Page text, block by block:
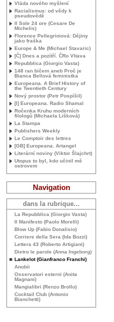
Vláda nového myšlení
Racialismus: od vědy k
pseudovědě
Il Sole 24 ore (Cesare De
Michelis)
Florence Pellegriniová: Dějiny
jako fraška
Europe & Me (Michael Stavaric)
[Č] Dnes a pozítří. ČRo Vltava
Repubblica (Giorgio Vasta)
148 ran bičem aneb Proč je
Bianca Bellová feministka
Europeana. A Brief History of
the Twentieth Century
Nový prostor (Petr Pospíšil)
[I] Europeana. Radio Shamal
Ročenka Kruhu moderních
filologů (Michaela Lišková)
La Stampa
Publishers Weekly
Le Comptoir des lettres
[GB] Europeana. Artangel
Literární noviny (Viktor Šlajchrt)
Utopus to byl, kdo učinil mě
ostrovem
Navigation
dans la rubrique...
La Repubblica (Giorgio Vasta)
Il Manifesto (Paolo Morelli)
Blow Up (Fabio Donalisio)
Corriere della Sera (Ida Bozzi)
Lettera 43 (Roberto Artigiani)
Dietro le parole (Anna Ingeborg)
Lankelot (Gianfranco Franchi)
Anobii
Osservatori esterni (Anita
Magnani)
Mangialibri (Renzo Brollo)
Cocktail Club (Antonio
Bianchetti)